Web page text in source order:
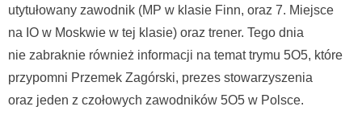
utytułowany zawodnik (MP w klasie Finn, oraz 7. Miejsce
na IO w Moskwie w tej klasie) oraz trener. Tego dnia
nie zabraknie również informacji na temat trymu 5O5, które
przypomni Przemek Zagórski, prezes stowarzyszenia
oraz jeden z czołowych zawodników 5O5 w Polsce.